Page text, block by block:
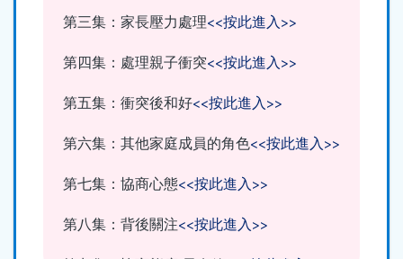
第三集：家長壓力處理<<按此進入>>
第四集：處理親子衝突<<按此進入>>
第五集：衝突後和好<<按此進入>>
第六集：其他家庭成員的角色<<按此進入>>
第七集：協商心態<<按此進入>>
第八集：背後關注<<按此進入>>